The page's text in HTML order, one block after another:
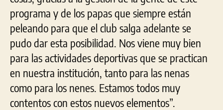
programa y de los papas que siempre están
peleando para que el club salga adelante se
pudo dar esta posibilidad. Nos viene muy bien
para las actividades deportivas que se practican
en nuestra institución, tanto para las nenas
como para los nenes. Estamos todos muy
contentos con estos nuevos elementos”.